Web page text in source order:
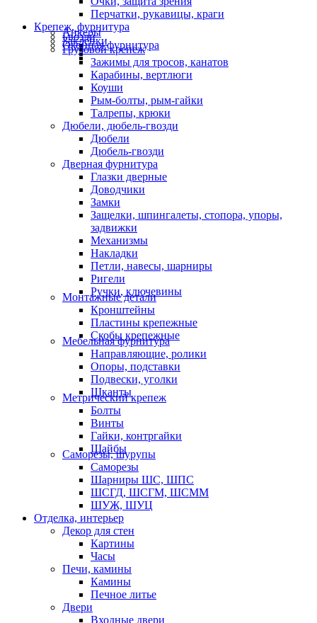
Перчатки, рукавицы, краги
Крепеж, фурнитура
Анкеры
Гвозди
Заклепки
Оконная фурнитура
Грузовой крепеж
Зажимы для тросов, канатов
Карабины, вертлюги
Коуши
Рым-болты, рым-гайки
Талрепы, крюки
Дюбели, дюбель-гвозди
Дюбели
Дюбель-гвозди
Дверная фурнитура
Глазки дверные
Доводчики
Замки
Защелки, шпингалеты, стопора, упоры,
задвижки
Механизмы
Накладки
Петли, навесы, шарниры
Ригели
Ручки, ключевины
Монтажные детали
Кронштейны
Пластины крепежные
Скобы крепежные
Мебельная фурнитура
Направляющие, ролики
Опоры, подставки
Подвески, уголки
Шканты
Метрический крепеж
Болты
Винты
Гайки, контргайки
Шайбы
Саморезы, шурупы
Саморезы
Шарниры ШС, ШПС
ШСГД, ШСГМ, ШСММ
ШУЖ, ШУЦ
Отделка, интерьер
Декор для стен
Картины
Часы
Печи, камины
Камины
Печное литье
Двери
Входные двери